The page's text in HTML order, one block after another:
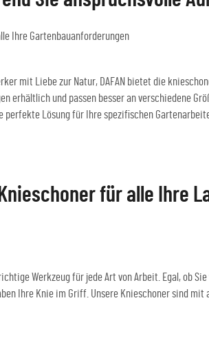
Ihre Gartenbauanforderungen
mit Liebe zur Natur, DAFAN bietet die
erhältlich und passen besser an verschiedene
Lösung für Ihre spezifischen
für alle Ihre
Werkzeug für jede Art von Arbeit. Egal, ob
Ihre Knie im Griff. Unsere Knieschoner sind